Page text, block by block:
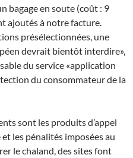
bagage en soute (coût : 9
ajoutés à notre facture.
présélectionnées, une
devrait bientôt interdire»,
du service «application
du consommateur de la
sont les produits d’appel
les pénalités imposées au
le chaland, des sites font